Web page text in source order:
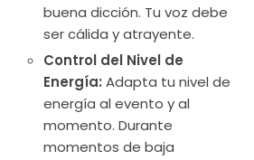
buena dicción. Tu voz debe
ser cálida y atrayente.
Control del Nivel de
Energía: Adapta tu nivel de
energía al evento y al
momento. Durante
momentos de baja